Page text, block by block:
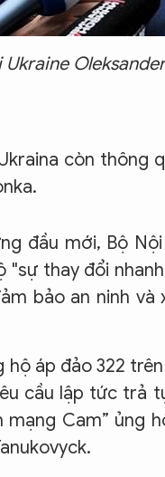
còn thông
đầu mới, Bộ
"sự thay đổi
bảo an ninh
áp đảo 322
cầu lập tức trả
mạng Cam” ủng